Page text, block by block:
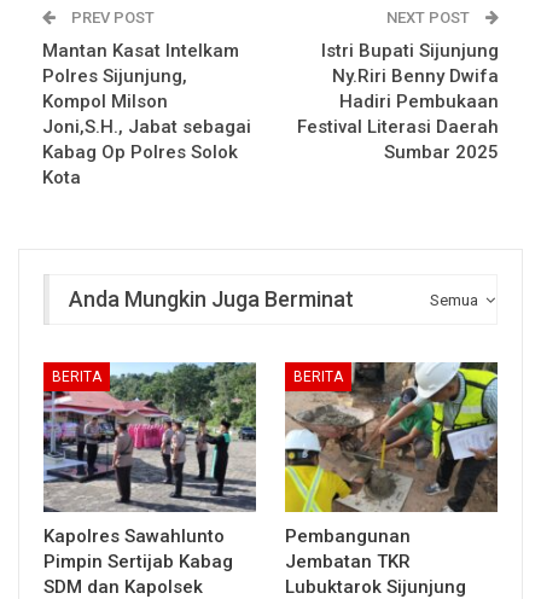
PREV POST
Mantan Kasat Intelkam
Polres Sijunjung,
Kompol Milson
Joni,S.H., Jabat sebagai
Kabag Op Polres Solok
Kota
NEXT POST
Istri Bupati Sijunjung
Ny.Riri Benny Dwifa
Hadiri Pembukaan
Festival Literasi Daerah
Sumbar 2025
Semua
Anda Mungkin Juga Berminat
BERITA
Kapolres Sawahlunto
Pimpin Sertijab Kabag
SDM dan Kapolsek
BERITA
Pembangunan
Jembatan TKR
Lubuktarok Sijunjung